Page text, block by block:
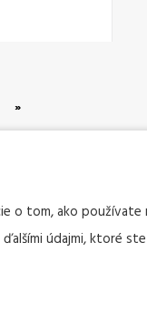
»
o tom, ako
údajmi, ktoré